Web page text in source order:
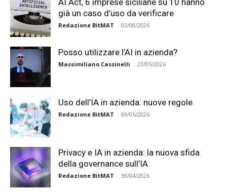
AI Act, 6 imprese siciliane su 10 hanno
già un caso d’uso da verificare
Redazione BitMAT - 03/08/2026
Posso utilizzare l’AI in azienda?
Massimiliano Cassinelli - 23/05/2026
Uso dell’IA in azienda: nuove regole
Redazione BitMAT - 09/05/2026
Privacy e IA in azienda: la nuova sfida
della governance sull’IA
Redazione BitMAT - 30/04/2026